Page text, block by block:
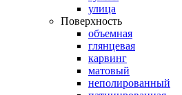
улица
Поверхность
объемная
глянцевая
карвинг
матовый
неполированный